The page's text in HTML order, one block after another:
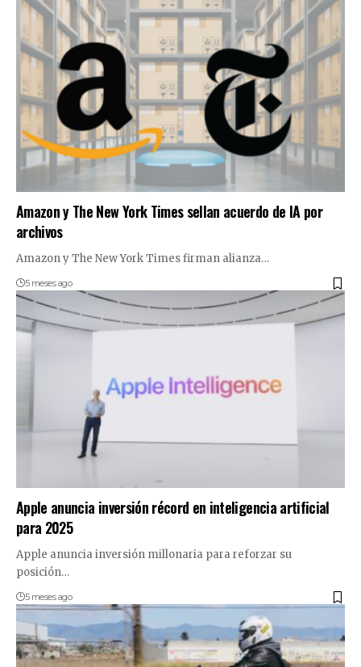
Amazon y The New York Times sellan acuerdo de IA por
archivos
Amazon y The New York Times firman alianza…
5 meses ago
Apple anuncia inversión récord en inteligencia artificial
para 2025
Apple anuncia inversión millonaria para reforzar su
posición…
5 meses ago